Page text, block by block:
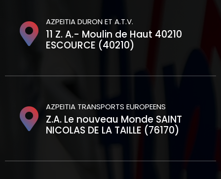
AZPEITIA DURON ET A.T.V.
11 Z. A.- Moulin de Haut 40210
ESCOURCE (40210)
AZPEITIA TRANSPORTS EUROPEENS
Z.A. Le nouveau Monde SAINT
NICOLAS DE LA TAILLE (76170)